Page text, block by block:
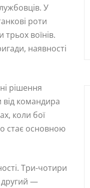
У
роти
воїнів.
наявності
рішення
від командира
коли бої
стає основною
Три-чотири
другий —